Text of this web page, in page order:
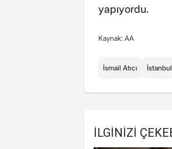
yapıyordu.
Kaynak: AA
İsmail Atıcı İstanbul